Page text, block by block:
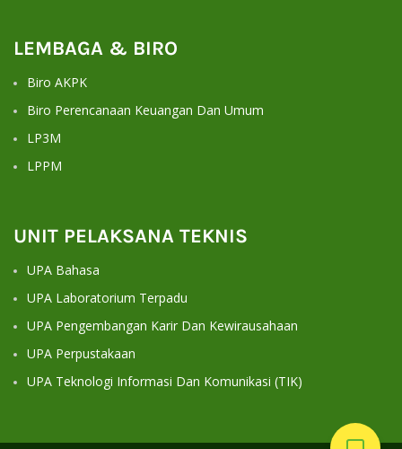
LEMBAGA & BIRO
Biro AKPK
Biro Perencanaan Keuangan Dan Umum
LP3M
LPPM
UNIT PELAKSANA TEKNIS
UPA Bahasa
UPA Laboratorium Terpadu
UPA Pengembangan Karir Dan Kewirausahaan
UPA Perpustakaan
UPA Teknologi Informasi Dan Komunikasi (TIK)